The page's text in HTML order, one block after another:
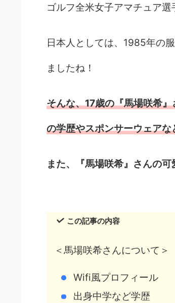
ゴルフ全米女子アマチュア
日本人としては、1985年の
ましたね！
そんな、17歳の『馬場咲希
の学歴やスポンサーウェア
また、『馬場咲希』さんの可
この記事の内容
＜馬場咲希さんについて＞
Wifi風プロフィール
出身中学など学歴